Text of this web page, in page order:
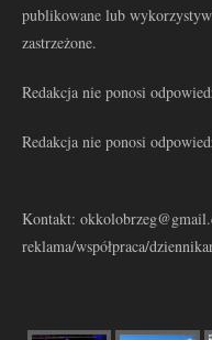
publikowane lub
zastrzeżone.
Redakcja nie ponosi
Redakcja nie ponosi
Kontakt:
reklama/współpraca/